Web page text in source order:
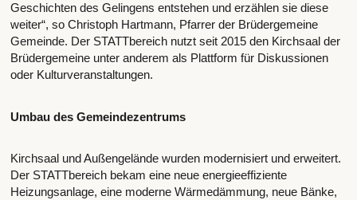
Geschichten des Gelingens entstehen und erzählen sie diese
weiter“, so Christoph Hartmann, Pfarrer der Brüdergemeine
Gemeinde. Der STATTbereich nutzt seit 2015 den Kirchsaal der
Brüdergemeine unter anderem als Plattform für Diskussionen
oder Kulturveranstaltungen.
Umbau des Gemeindezentrums
Kirchsaal und Außengelände wurden modernisiert und erweitert.
Der STATTbereich bekam eine neue energieeffiziente
Heizungsanlage, eine moderne Wärmedämmung, neue Bänke,